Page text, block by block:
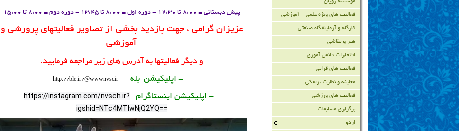
موسسه رویان
فعالیت های ویژه علمی - آموزشی
کارگاه و آزمایشگاه صنعتی
هنر و نقاشی
افتخارات دانش آموزی
فعالیت های قرانی
معاینه و نظارت پزشکی
فعالیت های ورزشی
برگزاری مسابقات
اردو
پیش دبستانی = 8:00 تا 12:30 - دوره اول = 8:00 تا 13:45 - دوره دوم = 8:00 تا 15:00
عزیزان گرامی ، جهت بازدید بخشی از تصاویر فعالیتهای پرورشی و
آموزشی
و دیگر فعالیتها به آدرس های زیر مراجعه فرمایید.
http://ble.ir/@wwwnvscir
https://instagram.com/nvsch.ir?
igshid=NTc4MTIwNjQ2YQ==